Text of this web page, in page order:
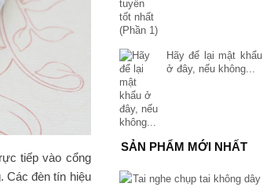
tiếp vào cổng
Các đèn tín hiệu
Hãy để lại mật khẩu
ở đây, nếu không...
SẢN PHẨM MỚI NHẤT